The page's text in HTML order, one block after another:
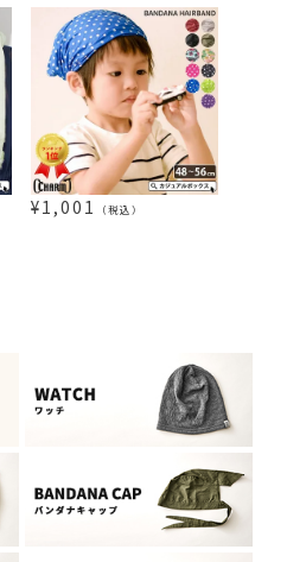
¥1,001 （税込）